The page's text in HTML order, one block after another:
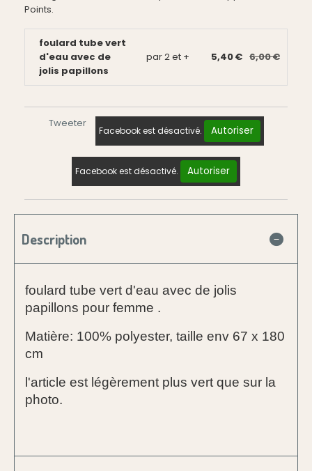
Points.
foulard tube vert
d'eau avec de
jolis papillons
par 2 et + 5,40 € 6,00 €
Tweeter
Facebook est désactivé. Autoriser
Facebook est désactivé. Autoriser
Description
foulard tube vert d'eau avec de jolis
papillons pour femme .
Matière: 100% polyester, taille env 67 x 180
cm
l'article est légèrement plus vert que sur la
photo.